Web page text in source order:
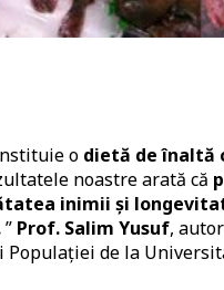
o dietă de înaltă
noastre arată că
inimii și
” Prof. Salim Yusuf,
de la